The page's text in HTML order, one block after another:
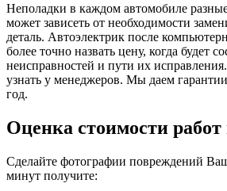
Неполадки в каждом автомобиле
может зависеть от необходимости
деталь. Автоэлектрик после
более точно назвать цену, когда будет
неисправностей и пути их
узнать у менеджеров. Мы даем
год.
Оценка стоимости работ
Сделайте фотографии повреждений
минут получите: